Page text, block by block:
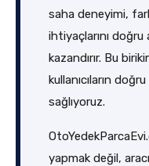
saha deneyimi,
ihtiyaçlarını
kazandırır. Bu
kullanıcıların
sağlıyoruz.
yapmak değil,